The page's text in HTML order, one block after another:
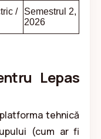
/
Semestrul 2,
2026
Lepas
tehnică
(cum ar fi